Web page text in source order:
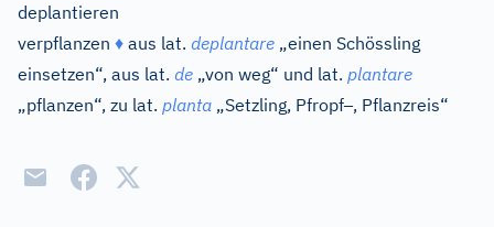
deplantieren
verpflanzen ♦ aus lat. deplantare „einen Schössling
einsetzen“, aus lat. de „von weg“ und lat. plantare
„pflanzen“, zu lat. planta „Setzling, Pfropf–, Pflanzreis“